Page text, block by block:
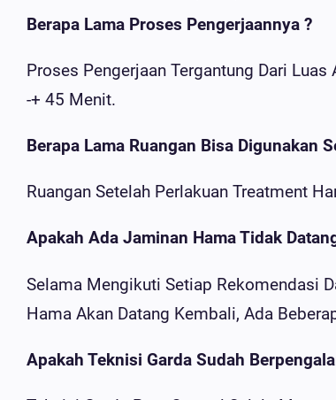
Berapa Lama Proses Pengerjaannya ?
Proses Pengerjaan Tergantung Dari
-+ 45 Menit.
Berapa Lama Ruangan Bisa Digunakan
Ruangan Setelah Perlakuan Treatment
Apakah Ada Jaminan Hama Tidak
Selama Mengikuti Setiap Rekomendasi
Hama Akan Datang Kembali, Ada
Apakah Teknisi Garda Sudah